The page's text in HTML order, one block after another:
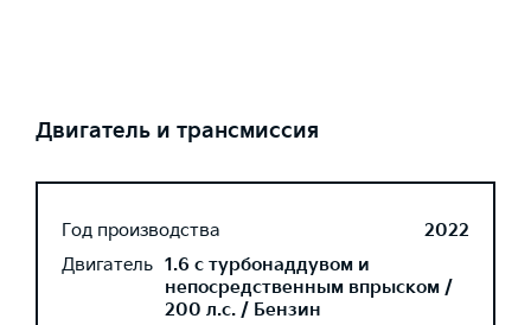
Двигатель и трансмиссия
Год производства
2022
Двигатель 1.6 с турбонаддувом и
непосредственным впрыском /
200 л.с. / Бензин